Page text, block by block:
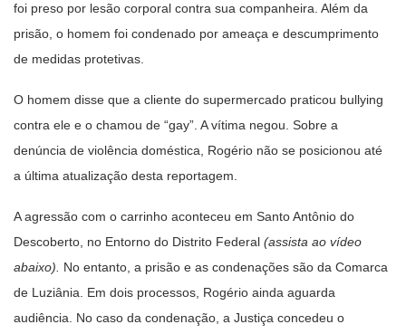
foi preso por lesão corporal contra sua companheira. Além da
prisão, o homem foi condenado por ameaça e descumprimento
de medidas protetivas.
O homem disse que a cliente do supermercado praticou bullying
contra ele e o chamou de “gay”. A vítima negou. Sobre a
denúncia de violência doméstica, Rogério não se posicionou até
a última atualização desta reportagem.
A agressão com o carrinho aconteceu em Santo Antônio do
Descoberto, no Entorno do Distrito Federal (assista ao vídeo
abaixo). No entanto, a prisão e as condenações são da Comarca
de Luziânia. Em dois processos, Rogério ainda aguarda
audiência. No caso da condenação, a Justiça concedeu o